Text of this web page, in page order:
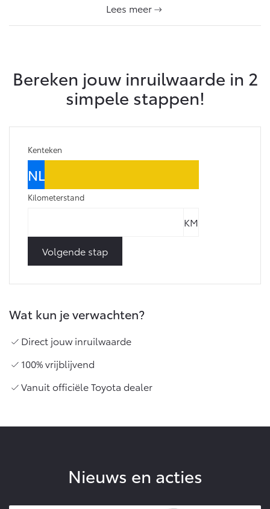
Lees meer
Bereken jouw inruilwaarde in 2
simpele stappen!
Kenteken
Kilometerstand
Volgende stap
Wat kun je verwachten?
Direct jouw inruilwaarde
100% vrijblijvend
Vanuit officiële Toyota dealer
Nieuws en acties